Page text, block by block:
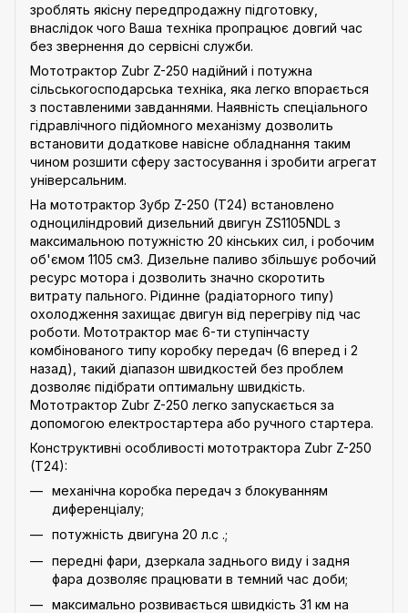
зроблять якісну передпродажну підготовку,
внаслідок чого Ваша техніка пропрацює довгий час
без звернення до сервісні служби.
Мототрактор Zubr Z-250 надійний і потужна
сільськогосподарська техніка, яка легко впорається
з поставленими завданнями. Наявність спеціального
гідравлічного підйомного механізму дозволить
встановити додаткове навісне обладнання таким
чином розшити сферу застосування і зробити агрегат
універсальним.
На мототрактор Зубр Z-250 (T24) встановлено
одноциліндровий дизельний двигун ZS1105NDL з
максимальною потужністю 20 кінських сил, і робочим
об'ємом 1105 см3. Дизельне паливо збільшує робочий
ресурс мотора і дозволить значно скоротить
витрату пального. Рідинне (радіаторного типу)
охолодження захищає двигун від перегріву під час
роботи. Мототрактор має 6-ти ступінчасту
комбінованого типу коробку передач (6 вперед і 2
назад), такий діапазон швидкостей без проблем
дозволяє підібрати оптимальну швидкість.
Мототрактор Zubr Z-250 легко запускається за
допомогою електростартера або ручного стартера.
Конструктивні особливості мототрактора Zubr Z-250
(T24):
механічна коробка передач з блокуванням
диференціалу;
потужність двигуна 20 л.с .;
передні фари, дзеркала заднього виду і задня
фара дозволяє працювати в темний час доби;
максимально розвивається швидкість 31 км на